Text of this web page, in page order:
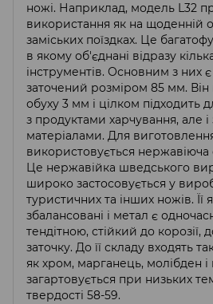
ножі. Наприклад, модель L32
використання як на щоденній
заміських поїздках. Це
в якому об'єднані відразу
інструментів. Основним з них
заточений розміром 85 мм.
обуху 3 мм і цілком підходить
з продуктами харчування, але
матеріалами. Для виготовлення
використовується нержавіюча
Це нержавійка шведського
широко застосовується у
туристичних та інших ножів. Її
збалансовані і метал є
тендітною, стійкий до корозії,
заточку. До її складу входять
як хром, марганець, молібден
загартовується при низьких
твердості 58-59.